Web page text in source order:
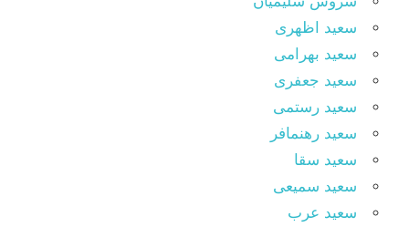
سعید اظهری
سعید بهرامی
سعید جعفری
سعید رستمی
سعید رهنمافر
سعید سقا
سعید سمیعی
سعید عرب